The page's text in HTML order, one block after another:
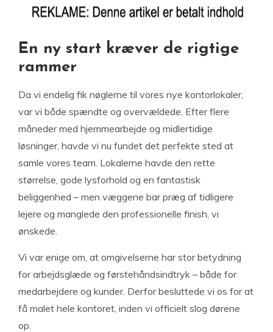
En ny start kræver de rigtige
rammer
Da vi endelig fik nøglerne til vores nye kontorlokaler,
var vi både spændte og overvældede. Efter flere
måneder med hjemmearbejde og midlertidige
løsninger, havde vi nu fundet det perfekte sted at
samle vores team. Lokalerne havde den rette
størrelse, gode lysforhold og en fantastisk
beliggenhed – men væggene bar præg af tidligere
lejere og manglede den professionelle finish, vi
ønskede.
Vi var enige om, at omgivelserne har stor betydning
for arbejdsglæde og førstehåndsindtryk – både for
medarbejdere og kunder. Derfor besluttede vi os for at
få malet hele kontoret, inden vi officielt slog dørene
op.